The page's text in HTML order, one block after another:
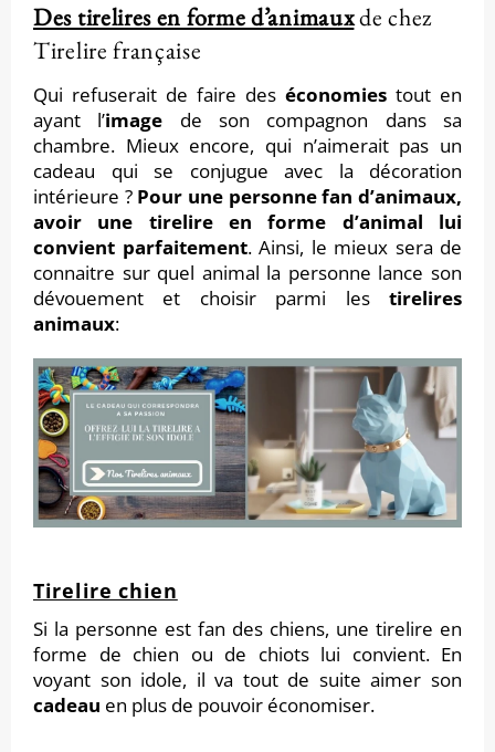
Des tirelires en forme d’animauxde chez
Tirelire française
Qui refuserait de faire des économies tout en
ayant l’image de son compagnon dans sa
chambre. Mieux encore, qui n’aimerait pas un
cadeau qui se conjugue avec la décoration
intérieure ? Pour une personne fan d’animaux,
avoir une tirelire en forme d’animal lui
convient parfaitement. Ainsi, le mieux sera de
connaitre sur quel animal la personne lance son
dévouement et choisir parmi les tirelires
animaux:
Tirelire chien
Si la personne est fan des chiens, une tirelire en
forme de chien ou de chiots lui convient. En
voyant son idole, il va tout de suite aimer son
cadeau en plus de pouvoir économiser.